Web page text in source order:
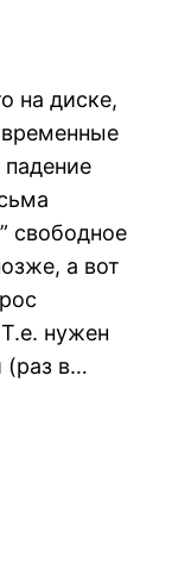
на диске,
временные
падение
свободное
а вот
нужен
(раз в…